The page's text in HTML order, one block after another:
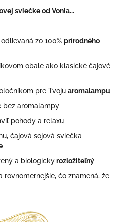
sviečke od Vonia...
zo 100% prírodného
obale ako klasické čajové
pre Tvoju aromalampu
bez aromalampy
pohody a relaxu
čajová sojová sviečka
a biologickyrozložiteľný
čo znamená, že